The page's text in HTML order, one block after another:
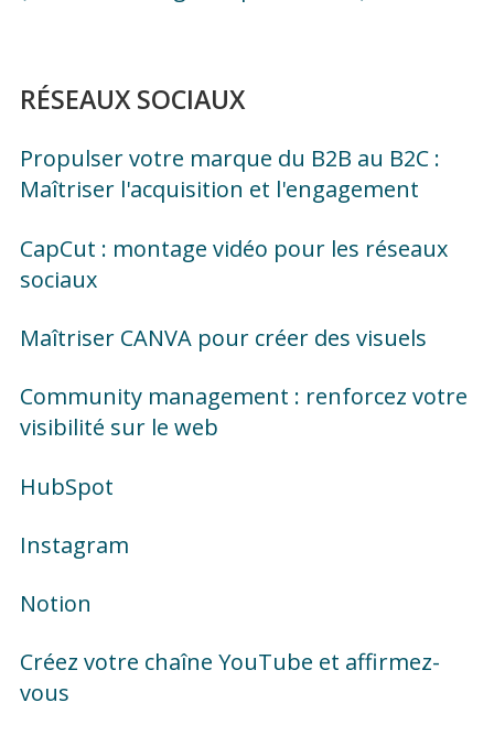
RÉSEAUX SOCIAUX
Propulser votre marque du B2B au B2C :
Maîtriser l'acquisition et l'engagement
CapCut : montage vidéo pour les réseaux
sociaux
Maîtriser CANVA pour créer des visuels
Community management : renforcez votre
visibilité sur le web
HubSpot
Instagram
Notion
Créez votre chaîne YouTube et affirmez-
vous